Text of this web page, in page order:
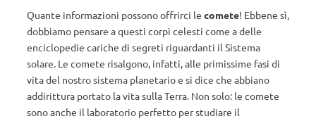
Quante informazioni possono offrirci le comete! Ebbene sì,
dobbiamo pensare a questi corpi celesti come a delle
enciclopedie cariche di segreti riguardanti il Sistema
solare. Le comete risalgono, infatti, alle primissime fasi di
vita del nostro sistema planetario e si dice che abbiano
addirittura portato la vita sulla Terra. Non solo: le comete
sono anche il laboratorio perfetto per studiare il